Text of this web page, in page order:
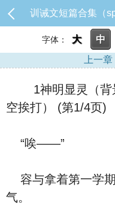
字体： 大 中
上一章
1神明显灵（背
空挨打） (第1/4页)
“唉——”
容与拿着第一学
气。